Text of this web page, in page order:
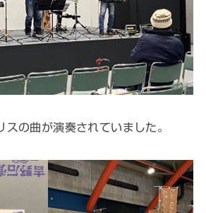
スの曲が演奏されていました。